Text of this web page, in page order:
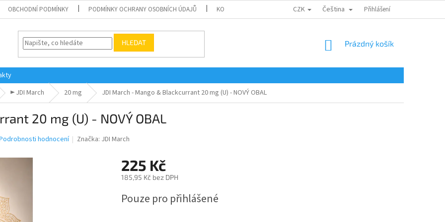
OBCHODNÍ PODMÍNKY PODMÍNKY OCHRANY OSOBNÍCH ÚDAJŮ KONTAKTY CZK Čeština Přihlášení
HLEDAT
NÁKUPNÍ
Prázdný košík
► JDI March 20 mg JDI March - Mango & Blackcurrant 20 mg (U) - NOVÝ OBAL
20 mg (U) - NOVÝ OBAL
hodnocení Značka: JDI March
225 Kč
185,95 Kč bez DPH
cena:
Pouze pro přihlášené